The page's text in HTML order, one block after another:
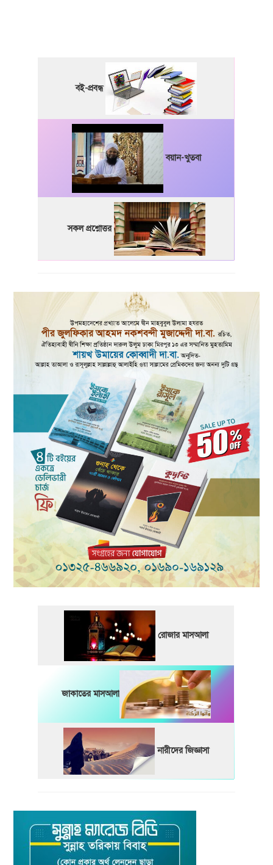
বই-প্রবন্ধ
বয়ান-খুতবা
সকল প্রশ্নোত্তর
রোজার মাসআলা
জাকাতের মাসআলা
নারীদের জিজ্ঞাসা